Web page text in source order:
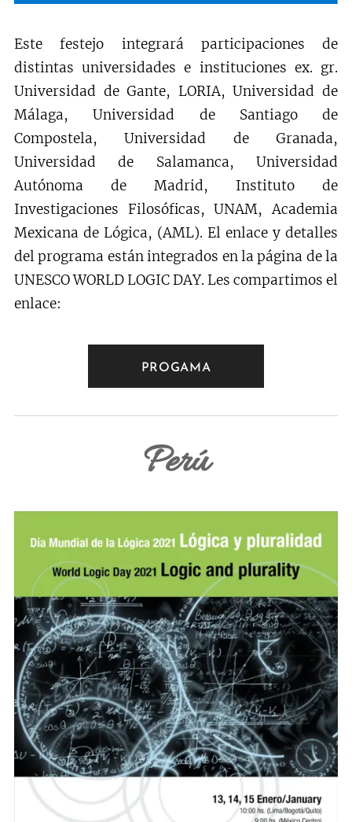
Este festejo integrará participaciones de
distintas universidades e instituciones ex. gr.
Universidad de Gante, LORIA, Universidad de
Málaga, Universidad de Santiago de
Compostela, Universidad de Granada,
Universidad de Salamanca, Universidad
Autónoma de Madrid, Instituto de
Investigaciones Filosóficas, UNAM, Academia
Mexicana de Lógica, (AML). El enlace y detalles
del programa están integrados en la página de la
UNESCO WORLD LOGIC DAY. Les compartimos el
enlace:
PROGAMA
Perú